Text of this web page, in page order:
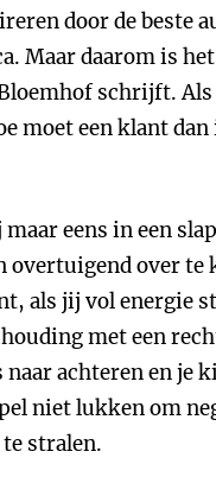
door de beste
Maar daarom is
schrijft.
moet een klant dan
eens in een
overtuigend over te
als jij vol energie
met een
naar achteren en je
niet lukken om
stralen.